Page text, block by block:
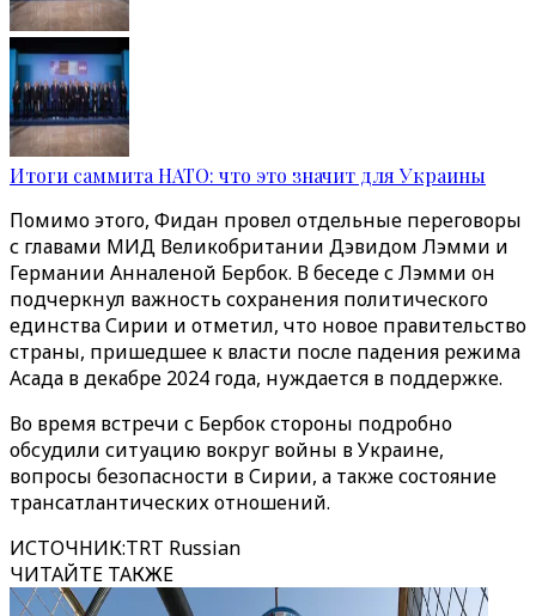
Итоги саммита НАТО: что это значит для Украины
Помимо этого, Фидан провел отдельные переговоры
с главами МИД Великобритании Дэвидом Лэмми и
Германии Анналеной Бербок. В беседе с Лэмми он
подчеркнул важность сохранения политического
единства Сирии и отметил, что новое правительство
страны, пришедшее к власти после падения режима
Асада в декабре 2024 года, нуждается в поддержке.
Во время встречи с Бербок стороны подробно
обсудили ситуацию вокруг войны в Украине,
вопросы безопасности в Сирии, а также состояние
трансатлантических отношений.
ИСТОЧНИК:TRT Russian
ЧИТАЙТЕ ТАКЖЕ